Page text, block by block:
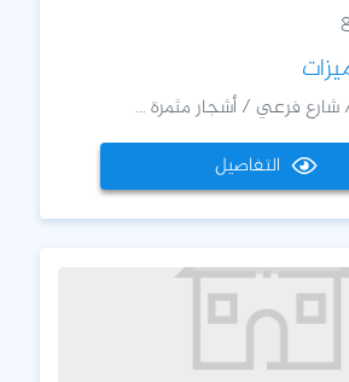
شارع فرعي / أشجار مثمرة ...
التفاصيل